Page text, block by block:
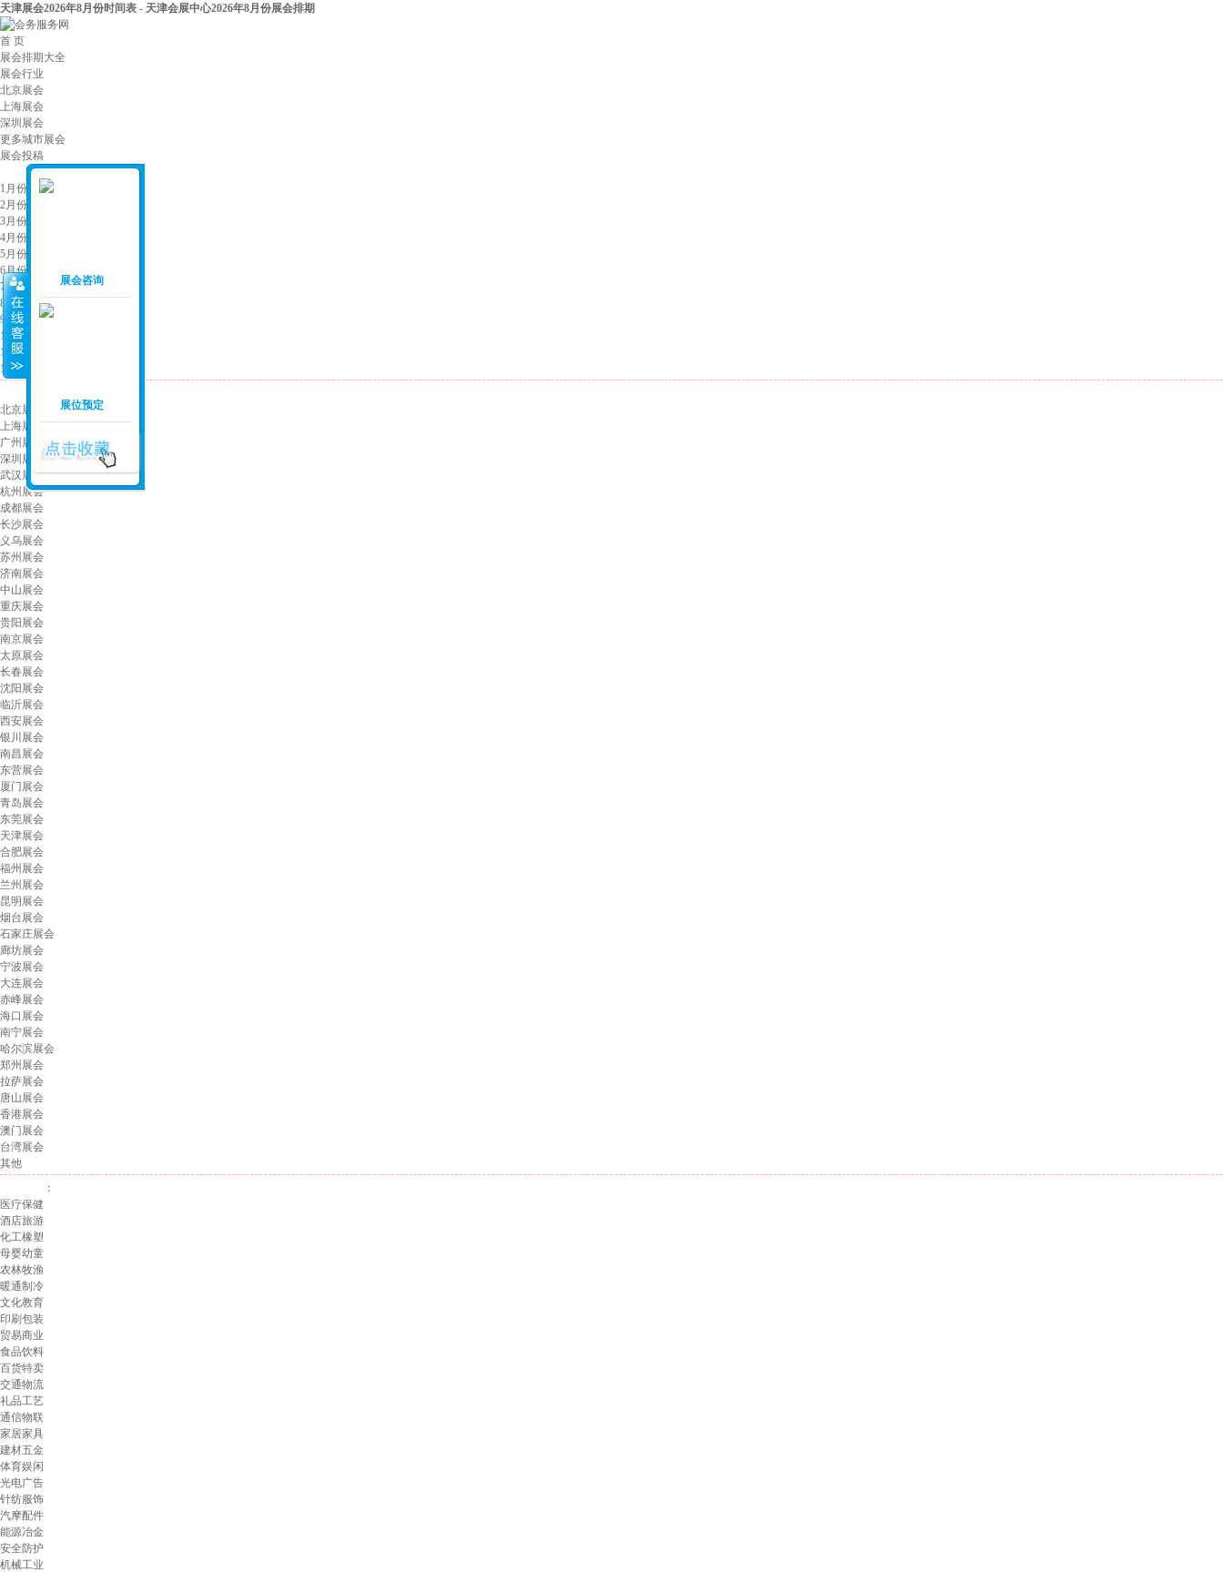
天津展会2026年8月份时间表 - 天津会展中心2026年8月份展会排期
首 页
展会排期大全
展会行业
北京展会
上海展会
深圳展会
更多城市展会
展会投稿
展会月份：
1月份展会
2月份展会
3月份展会
4月份展会
5月份展会
6月份展会
7月份展会
8月份展会
9月份展会
10月份展会
11月份展会
12月份展会
北京展会
上海展会
广州展会
深圳展会
武汉展会
杭州展会
成都展会
长沙展会
义乌展会
苏州展会
济南展会
中山展会
重庆展会
贵阳展会
南京展会
太原展会
长春展会
沈阳展会
临沂展会
西安展会
银川展会
南昌展会
东营展会
厦门展会
青岛展会
东莞展会
天津展会
合肥展会
福州展会
兰州展会
昆明展会
烟台展会
石家庄展会
廊坊展会
宁波展会
大连展会
赤峰展会
海口展会
南宁展会
哈尔滨展会
郑州展会
拉萨展会
唐山展会
香港展会
澳门展会
台湾展会
其他
：
医疗保健
酒店旅游
化工橡塑
母婴幼童
农林牧渔
暖通制冷
文化教育
印刷包装
贸易商业
食品饮料
百货特卖
交通物流
礼品工艺
通信物联
家居家具
建材五金
体育娱闲
光电广告
针纺服饰
汽摩配件
能源冶金
安全防护
机械工业
展会咨询
展位预定